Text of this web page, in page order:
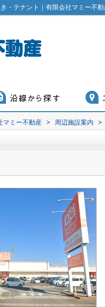
・テナント｜有限会社マミー不動
マミー不動産 > 周辺施設案内 >